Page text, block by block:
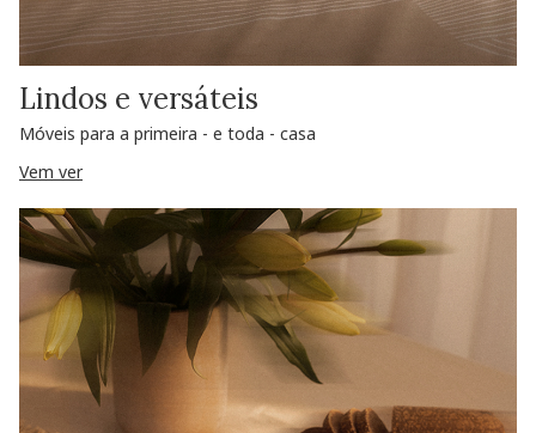
Lindos e versáteis
Móveis para a primeira - e toda - casa
Vem ver